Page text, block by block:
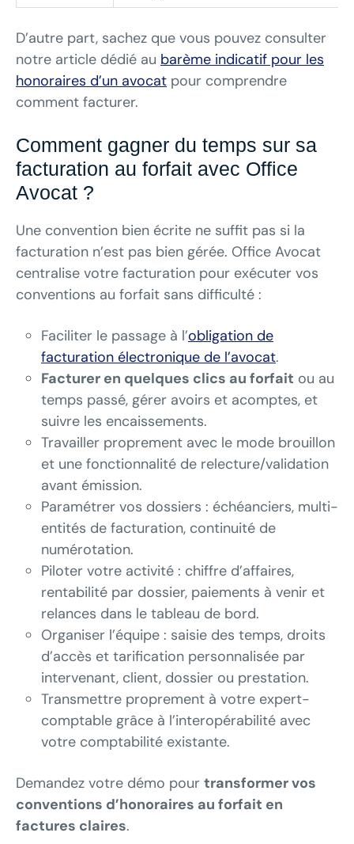
D’autre part, sachez que vous pouvez consulter
notre article dédié au barème indicatif pour les
honoraires d’un avocat pour comprendre
comment facturer.
Comment gagner du temps sur sa
facturation au forfait avec Office
Avocat ?
Une convention bien écrite ne suffit pas si la
facturation n’est pas bien gérée. Office Avocat
centralise votre facturation pour exécuter vos
conventions au forfait sans difficulté :
Faciliter le passage à l’obligation de
facturation électronique de l’avocat.
Facturer en quelques clics au forfait ou au
temps passé, gérer avoirs et acomptes, et
suivre les encaissements.
Travailler proprement avec le mode brouillon
et une fonctionnalité de relecture/validation
avant émission.
Paramétrer vos dossiers : échéanciers, multi-
entités de facturation, continuité de
numérotation.
Piloter votre activité : chiffre d’affaires,
rentabilité par dossier, paiements à venir et
relances dans le tableau de bord.
Organiser l’équipe : saisie des temps, droits
d’accès et tarification personnalisée par
intervenant, client, dossier ou prestation.
Transmettre proprement à votre expert-
comptable grâce à l’interopérabilité avec
votre comptabilité existante.
Demandez votre démo pour transformer vos
conventions d’honoraires au forfait en
factures claires.